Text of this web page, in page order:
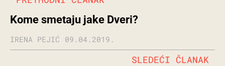
Kome smetaju jake Dveri?
IRENA PEJIĆ 09.04.2019.
SLEDEĆI ČLANAK